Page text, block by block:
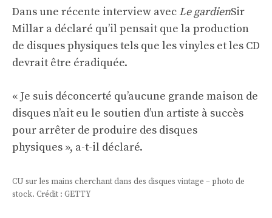
Dans une récente interview avec Le gardienSir
Millar a déclaré qu’il pensait que la production
de disques physiques tels que les vinyles et les CD
devrait être éradiquée.
« Je suis déconcerté qu’aucune grande maison de
disques n’ait eu le soutien d’un artiste à succès
pour arrêter de produire des disques
physiques », a-t-il déclaré.
CU sur les mains cherchant dans des disques vintage – photo de
stock. Crédit : GETTY